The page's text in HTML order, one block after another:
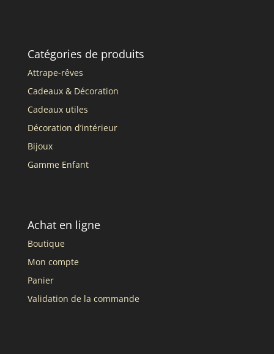
Catégories de produits
Attrape-rêves
Cadeaux & Décoration
Cadeaux utiles
Décoration d’intérieur
Bijoux
Gamme Enfant
Achat en ligne
Boutique
Mon compte
Panier
Validation de la commande